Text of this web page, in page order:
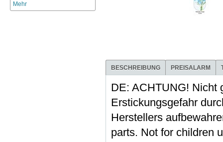
Mehr
BESCHREIBUNG PREISALARM
DE: ACHTUNG! Nicht
Erstickungsgefahr
Herstellers
parts. Not for children